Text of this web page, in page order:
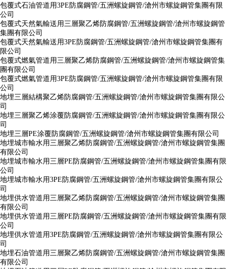
包覆式石油管道用3PE防腐鋼管/五洲螺旋鋼管/滄州市螺旋鋼管集團有限
公司
包覆式天然氣輸送用三層聚乙烯防腐鋼管/五洲螺旋鋼管/滄州市螺旋鋼管
集團有限公司
包覆式天然氣輸送用3PE防腐鋼管/五洲螺旋鋼管/滄州市螺旋鋼管集團有
限公司
包覆式燃氣管道用三層聚乙烯防腐鋼管/五洲螺旋鋼管/滄州市螺旋鋼管集
團有限公司
包覆式燃氣管道用3PE防腐鋼管/五洲螺旋鋼管/滄州市螺旋鋼管集團有限
公司
地埋三層結構聚乙烯防腐鋼管/五洲螺旋鋼管/滄州市螺旋鋼管集團有限公
司
地埋三層聚乙烯涂覆防腐鋼管/五洲螺旋鋼管/滄州市螺旋鋼管集團有限公
司
地埋三層PE涂覆防腐鋼管/五洲螺旋鋼管/滄州市螺旋鋼管集團有限公司
地埋城市輸水用三層聚乙烯防腐鋼管/五洲螺旋鋼管/滄州市螺旋鋼管集團
有限公司
地埋城市輸水用三層PE防腐鋼管/五洲螺旋鋼管/滄州市螺旋鋼管集團有限
公司
地埋城市輸水用3PE防腐鋼管/五洲螺旋鋼管/滄州市螺旋鋼管集團有限公
司
地埋供水管道用三層聚乙烯防腐鋼管/五洲螺旋鋼管/滄州市螺旋鋼管集團
有限公司
地埋供水管道用三層PE防腐鋼管/五洲螺旋鋼管/滄州市螺旋鋼管集團有限
公司
地埋供水管道用3PE防腐鋼管/五洲螺旋鋼管/滄州市螺旋鋼管集團有限公
司
地埋石油管道用三層聚乙烯防腐鋼管/五洲螺旋鋼管/滄州市螺旋鋼管集團
有限公司